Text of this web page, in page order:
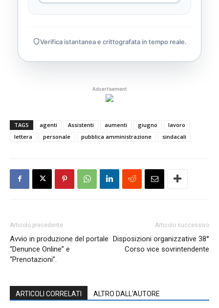
Verifica istantanea e crittografata in tempo reale.
Advertisement
TAGS agenti Assistenti aumenti giugno
lavoro
lettera
personale pubblica amministrazione sindacali
Articolo precedente
Avvio in produzione del portale
“Denunce Online” e
“Prenotazioni”.
Articolo successivo
Disposizioni organizzative 38°
Corso vice sovrintendente
ARTICOLI CORRELATI ALTRO DALL'AUTORE